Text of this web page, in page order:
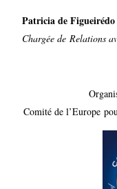
Patricia de Figueirédo
Chargée de Relations
Comité de l’Europe